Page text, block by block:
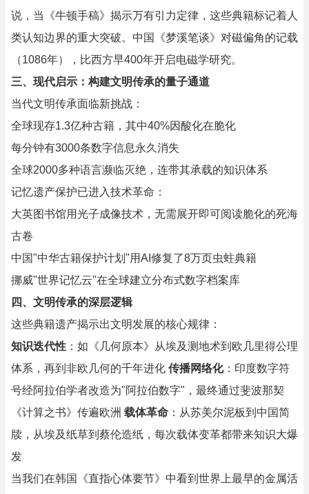
说，当《牛顿手稿》揭示万有引力定律，这些典籍标记着人
类认知边界的重大突破。中国《梦溪笔谈》对磁偏角的记载
（1086年），比西方早400年开启电磁学研究。
三、现代启示：构建文明传承的量子通道
当代文明传承面临新挑战：
全球现存1.3亿种古籍，其中40%因酸化在脆化
每分钟有3000条数字信息永久消失
全球2000多种语言濒临灭绝，连带其承载的知识体系
记忆遗产保护已进入技术革命：
大英图书馆用光子成像技术，无需展开即可阅读脆化的死海
古卷
中国"中华古籍保护计划"用AI修复了8万页虫蛀典籍
挪威"世界记忆云"在全球建立分布式数字档案库
四、文明传承的深层逻辑
这些典籍遗产揭示出文明发展的核心规律：
知识迭代性 ：如《几何原本》从埃及测地术到欧几里得公理
体系，再到非欧几何的千年进化 传播网络化：印度数字符
号经阿拉伯学者改造为"阿拉伯数字"，最终通过斐波那契
《计算之书》传遍欧洲 载体革命 ：从苏美尔泥板到中国简
牍，从埃及纸草到蔡伦造纸，每次载体变革都带来知识大爆
发
当我们在韩国《直指心体要节》中看到世界上最早的金属活